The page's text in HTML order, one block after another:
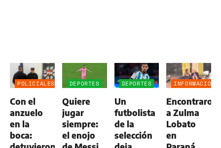
POLICIALES
Con el
anzuelo
en la
boca:
DEPORTES
Quiere
jugar
siempre:
el enojo
DEPORTES
Un
futbolista
de la
selección
INFORMACIÓN
Encontraron
a Zulma
Lobato
en